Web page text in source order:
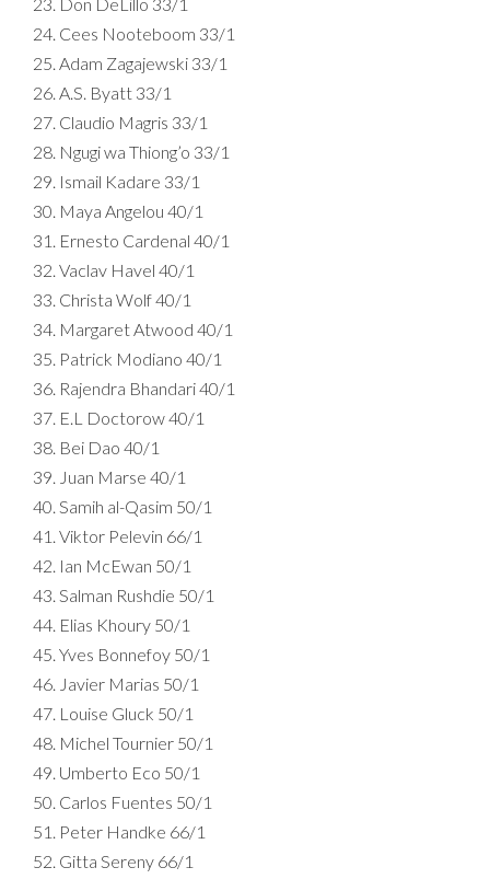
Cees Nooteboom 33/1
Adam Zagajewski 33/1
A.S. Byatt 33/1
Claudio Magris 33/1
Ngugi wa Thiong’o 33/1
Ismail Kadare 33/1
Maya Angelou 40/1
Ernesto Cardenal 40/1
Vaclav Havel 40/1
Christa Wolf 40/1
Margaret Atwood 40/1
Patrick Modiano 40/1
Rajendra Bhandari 40/1
E.L Doctorow 40/1
Bei Dao 40/1
Juan Marse 40/1
Samih al-Qasim 50/1
Viktor Pelevin 66/1
Ian McEwan 50/1
Salman Rushdie 50/1
Elias Khoury 50/1
Yves Bonnefoy 50/1
Javier Marias 50/1
Louise Gluck 50/1
Michel Tournier 50/1
Umberto Eco 50/1
Carlos Fuentes 50/1
Peter Handke 66/1
Gitta Sereny 66/1